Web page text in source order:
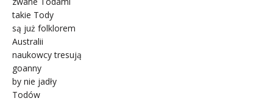
takie Tody
są już folklorem
Australii
naukowcy tresują
goanny
by nie jadły
Todów